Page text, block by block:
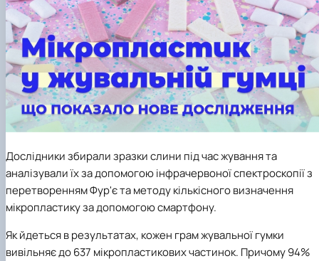
Дослідники збирали зразки слини під час жування та
аналізували їх за допомогою інфрачервоної спектроскопії з
перетворенням Фур'є та методу кількісного визначення
мікропластику за допомогою смартфону.
Як йдеться в результатах, кожен грам жувальної гумки
вивільняє до 637 мікропластикових частинок. Причому 94%